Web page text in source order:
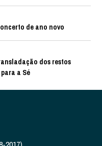
de ano novo
dos restos
a Sé